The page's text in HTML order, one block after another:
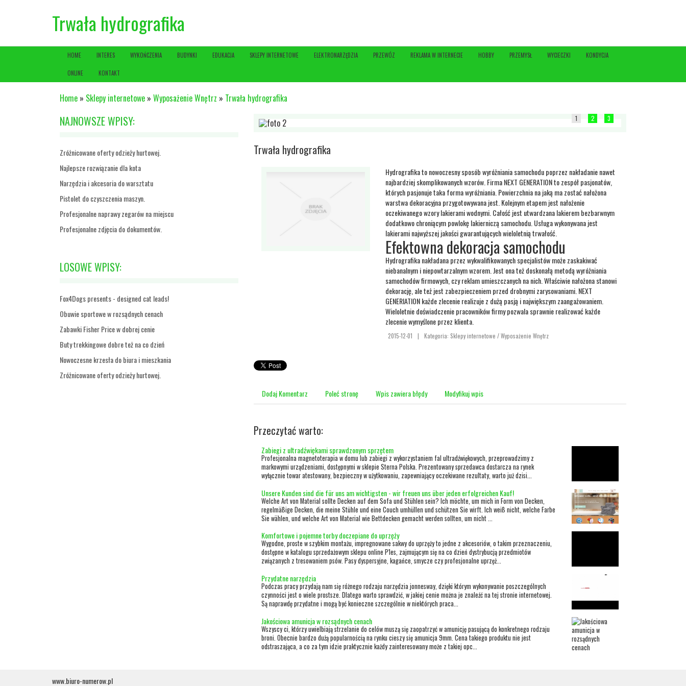
Trwała hydrografika
HOME INTERES WYKOŃCZENIA BUDYNKI EDUKACJA SKLEPY INTERNETOWE ELEKTRONARZĘDZIA PRZEWÓZ REKLAMA W INTERNECIE HOBBY PRZEMYSŁ WYCIECZKI KONDYCJA
ONLINE KONTAKT
Home » Sklepy internetowe » Wyposażenie Wnętrz » Trwała hydrografika
NAJNOWSZE WPISY:
Zróżnicowane oferty odzieży hurtowej.
Najlepsze rozwiązanie dla kota
Narzędzia i akcesoria do warsztatu
Pistolet do czyszczenia maszyn.
Profesjonalne naprawy zegarów na miejscu
Profesjonalne zdjęcia do dokumentów.
LOSOWE WPISY:
Fox4Dogs presents - designed cat leads!
Obuwie sportowe w rozsądnych cenach
Zabawki Fisher Price w dobrej cenie
Buty trekkingowe dobre też na co dzień
Nowoczesne krzesła do biura i mieszkania
Zróżnicowane oferty odzieży hurtowej.
1 2 3
Trwała hydrografika
Hydrografika to nowoczesny sposób wyróżniania samochodu poprzez nakładanie nawet
najbardziej skomplikowanych wzorów. Firma NEXT GENERATION to zespół pasjonatów,
których pasjonuje taka forma wyróżniania. Powierzchnia na jaką ma zostać nałożona
warstwa dekoracyjna przygotowywana jest. Kolejnym etapem jest nałożenie
oczekiwanego wzory lakierami wodnymi. Całość jest utwardzana lakierem bezbarwnym
dodatkowo chroniącym powlokę lakierniczą samochodu. Usługa wykonywana jest
lakierami najwyższej jakości gwarantujących wieloletnią trwałość.
Efektowna dekoracja samochodu
Hydrografika nakładana przez wykwalifikowanych specjalistów może zaskakiwać
niebanalnym i niepowtarzalnym wzorem. Jest ona też doskonałą metodą wyróżniania
samochodów firmowych, czy reklam umieszczanych na nich. Właściwie nałożona stanowi
dekorację, ale też jest zabezpieczeniem przed drobnymi zarysowaniami. NEXT
GENERIATION każde zlecenie realizuje z dużą pasją i największym zaangażowaniem.
Wieloletnie doświadczenie pracowników firmy pozwala sprawnie realizować każde
zlecenie wymyślone przez klienta.
2015-12-01 | Kategoria: Sklepy internetowe / Wyposażenie Wnętrz
Dodaj Komentarz Poleć stronę Wpis zawiera błędy Modyfikuj wpis
Przeczytać warto:
Zabiegi z ultradźwiękami sprawdzonym sprzętem
Profesjonalna magnetoterapia w domu lub zabiegi z wykorzystaniem fal ultradźwiękowych, przeprowadzimy z
markowymi urządzeniami, dostępnymi w sklepie Sterna Polska. Prezentowany sprzedawca dostarcza na rynek
wyłącznie towar atestowany, bezpieczny w użytkowaniu, zapewniający oczekiwane rezultaty, warto już dzisi...
Unsere Kunden sind die für uns am wichtigsten - wir freuen uns über jeden erfolgreichen Kauf!
Welche Art von Material sollte Decken auf dem Sofa und Stühlen sein? Ich möchte, um mich in Form von Decken,
regelmäßige Decken, die meine Stühle und eine Couch umhüllen und schützen Sie wirft. Ich weiß nicht, welche Farbe
Sie wählen, und welche Art von Material wie Bettdecken gemacht werden sollten, um nicht ...
Komfortowe i pojemne torby doczepiane do uprzęży
Wygodne, proste w szybkim montażu, impregnowane sakwy do uprzęży to jedne z akcesoriów, o takim przeznaczeniu,
dostępne w katalogu sprzedażowym sklepu online P1es, zajmującym się na co dzień dystrybucją przedmiotów
związanych z tresowaniem psów. Pasy dyspersyjne, kagańce, smycze czy profesjonalne uprzęż...
Przydatne narzędzia
Podczas pracy przydają nam się różnego rodzaju narzędzia jonnesway, dzięki którym wykonywanie poszczególnych
czynności jest o wiele prostsze. Dlatego warto sprawdzić, w jakiej cenie można je znaleźć na tej stronie internetowej.
Są naprawdę przydatne i mogą być konieczne szczególnie w niektórych praca...
Jakościowa amunicja w rozsądnych cenach
Wszyscy ci, którzy uwielbiają strzelanie do celów muszą się zaopatrzyć w amunicję pasującą do konkretnego rodzaju
broni. Obecnie bardzo dużą popularnością na rynku cieszy się amunicja 9mm. Cena takiego produktu nie jest
odstraszająca, a co za tym idzie praktycznie każdy zainteresowany może z takiej opc...
www.biuro-numerow.pl